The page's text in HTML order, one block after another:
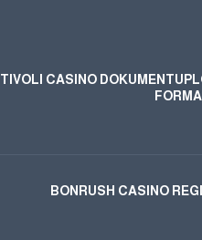
TIVOLI CASINO
BONRUSH CASINO